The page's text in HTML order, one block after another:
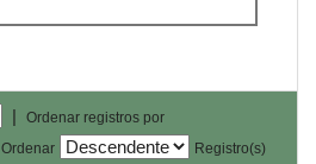
|
Ordenar registros por
Ordenar
Registro(s)